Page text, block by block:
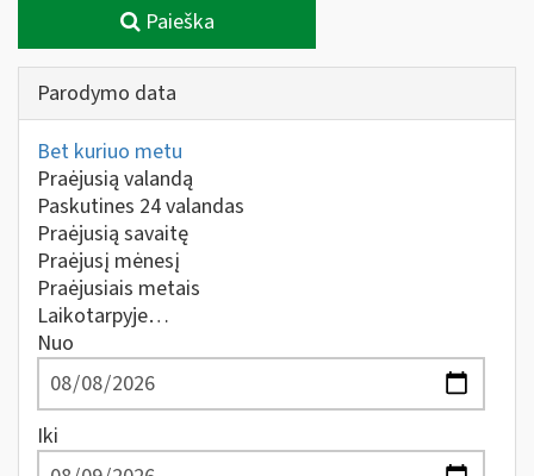
Paieška
Parodymo data
Bet kuriuo metu
Praėjusią valandą
Paskutines 24 valandas
Praėjusią savaitę
Praėjusį mėnesį
Praėjusiais metais
Laikotarpyje…
Nuo
Iki